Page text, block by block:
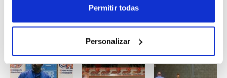
Permitir todas
Personalizar
Será el 25 de marzo a partir de las 09´30
h. en el Pabellón Gran Vía de Castellón.